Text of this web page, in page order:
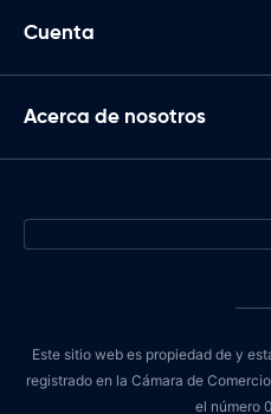
Cuenta
Acerca de nosotros
Este sitio web es propiedad de y
registrado en la Cámara de
el número